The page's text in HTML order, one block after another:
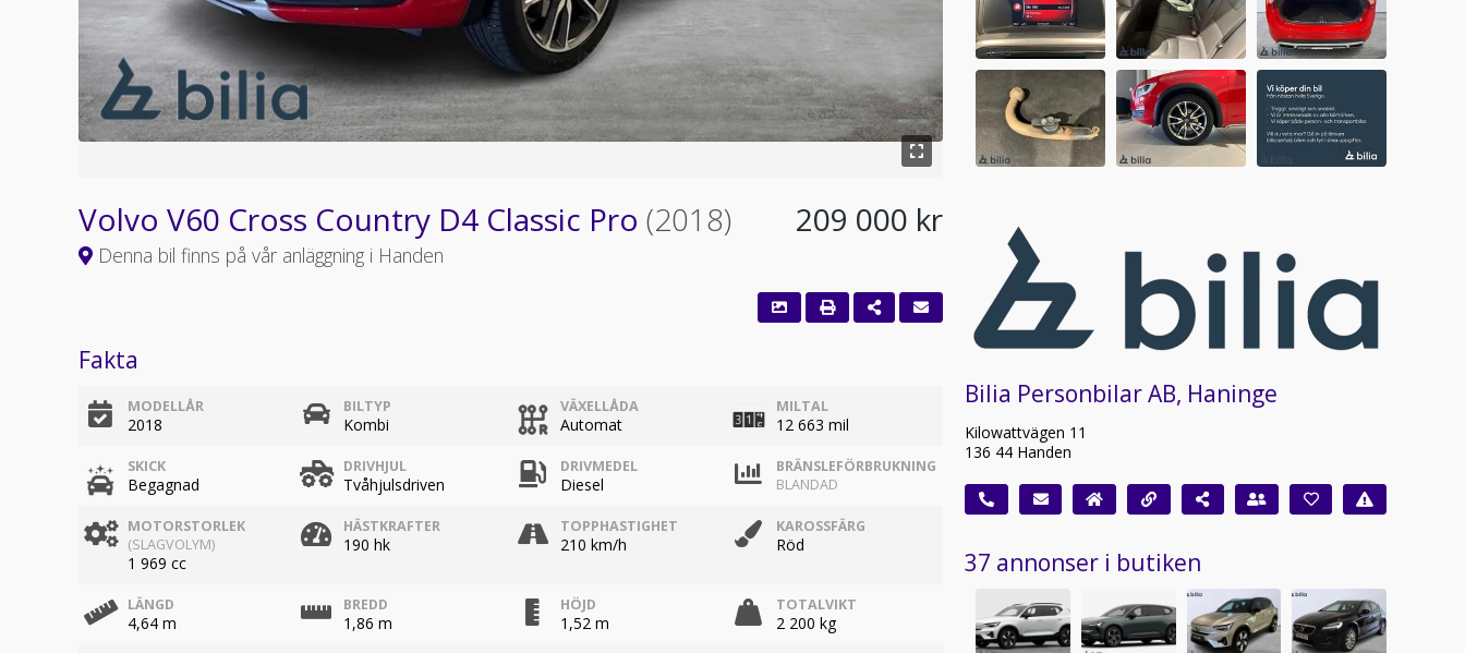
Volvo V60 Cross Country D4 Classic Pro (2018)
Denna bil finns på vår anläggning i Handen
209 000 kr
Fakta
MODELLÅR
2018
BILTYP
Kombi
VÄXELLÅDA
Automat
MILTAL
12 663 mil
SKICK
Begagnad
DRIVHJUL
Tvåhjulsdriven
DRIVMEDEL
Diesel
BRÄNSLEFÖRBRUKNING
BLANDAD
MOTORSTORLEK
(SLAGVOLYM)
1 969 cc
HÄSTKRAFTER
190 hk
TOPPHASTIGHET
210 km/h
KAROSSFÄRG
Röd
LÄNGD
4,64 m
BREDD
1,86 m
HÖJD
1,52 m
TOTALVIKT
2 200 kg
Bilia Personbilar AB, Haninge
Kilowattvägen 11
136 44 Handen
37 annonser i butiken